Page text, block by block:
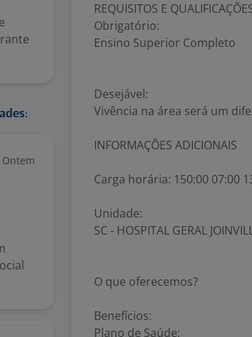
Ontem
REQUISITOS E
Obrigatório:
Ensino Superior Completo
Desejável:
Vivência na área será um
INFORMAÇÕES ADICIONAIS
Carga horária: 150:00 07:00
Unidade:
SC - HOSPITAL GERAL
O que oferecemos?
Benefícios:
Plano de Saúde;